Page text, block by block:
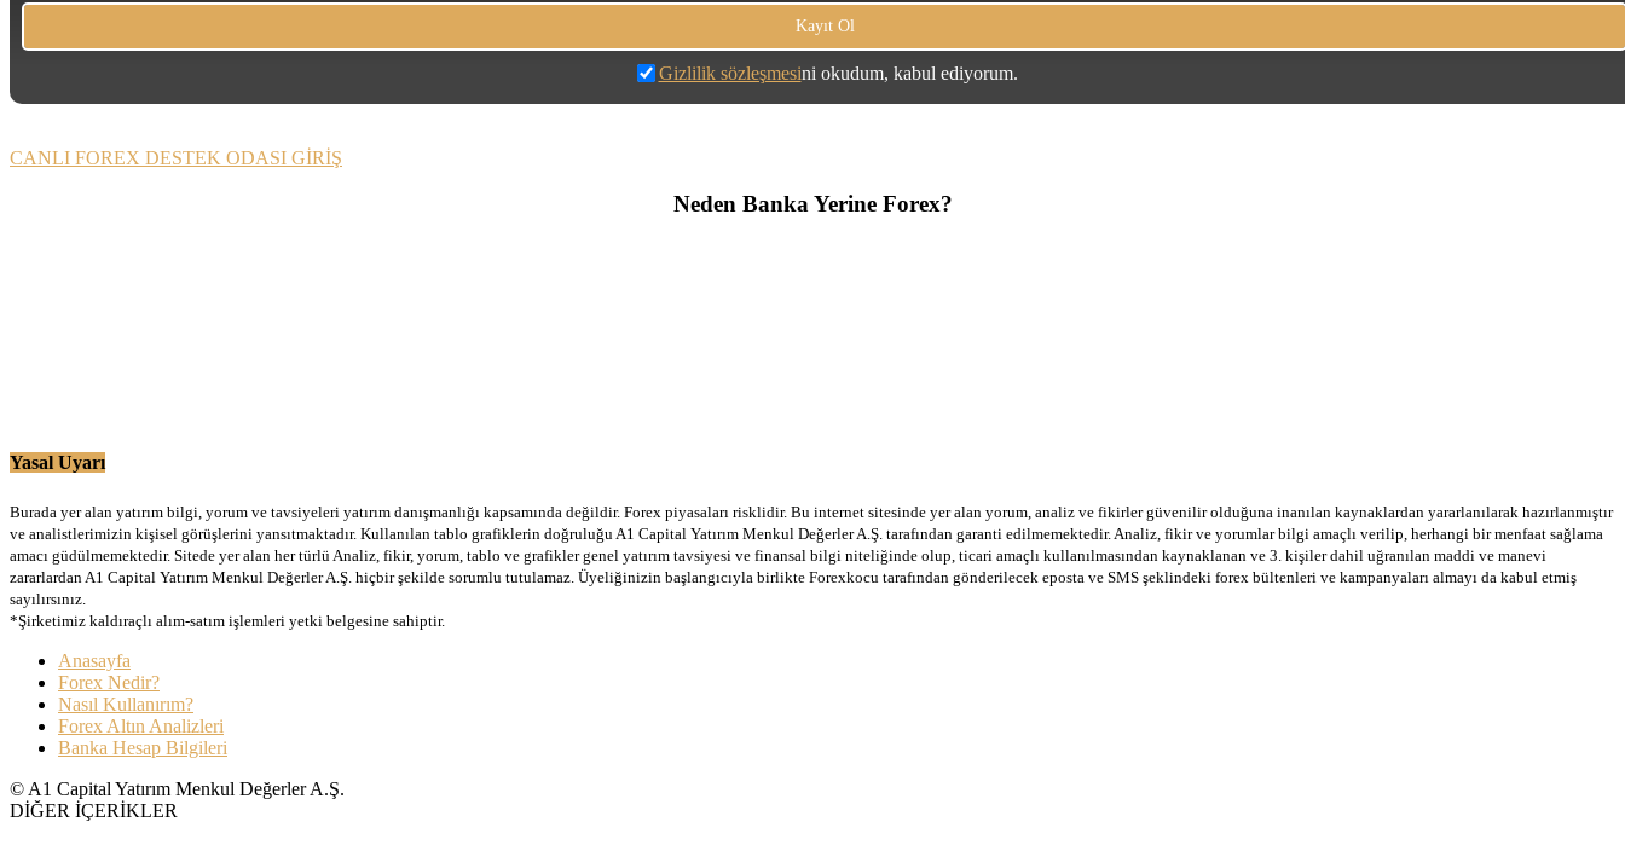
Gizlilik sözleşmesini okudum, kabul ediyorum.
CANLI FOREX DESTEK ODASI GİRİŞ
Neden Banka Yerine Forex?
Yasal Uyarı
Burada yer alan yatırım bilgi, yorum ve tavsiyeleri yatırım danışmanlığı kapsamında değildir. Forex piyasaları risklidir. Bu internet sitesinde yer alan yorum, analiz ve fikirler güvenilir olduğuna inanılan kaynaklardan yararlanılarak hazırlanmıştır
ve analistlerimizin kişisel görüşlerini yansıtmaktadır. Kullanılan tablo grafiklerin doğruluğu A1 Capital Yatırım Menkul Değerler A.Ş. tarafından garanti edilmemektedir. Analiz, fikir ve yorumlar bilgi amaçlı verilip, herhangi bir menfaat sağlama
amacı güdülmemektedir. Sitede yer alan her türlü Analiz, fikir, yorum, tablo ve grafikler genel yatırım tavsiyesi ve finansal bilgi niteliğinde olup, ticari amaçlı kullanılmasından kaynaklanan ve 3. kişiler dahil uğranılan maddi ve manevi
zararlardan A1 Capital Yatırım Menkul Değerler A.Ş. hiçbir şekilde sorumlu tutulamaz. Üyeliğinizin başlangıcıyla birlikte Forexkocu tarafından gönderilecek eposta ve SMS şeklindeki forex bültenleri ve kampanyaları almayı da kabul etmiş
sayılırsınız.
*Şirketimiz kaldıraçlı alım-satım işlemleri yetki belgesine sahiptir.
Anasayfa
Forex Nedir?
Nasıl Kullanırım?
Forex Altın Analizleri
Banka Hesap Bilgileri
© A1 Capital Yatırım Menkul Değerler A.Ş.
DİĞER İÇERİKLER